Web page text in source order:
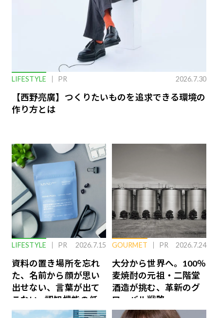
LIFESTYLE PR 2026.7.30
【西野亮廣】つくりたいものを追求できる環境の
作り方とは
LIFESTYLE PR 2026.7.15
資料の置き場所を忘れ
た、名前から顔が思い
出せない、言葉が出て
こない…認知機能の低
下を救う、脳のインナ
GOURMET PR 2026.7.24
大分から世界へ。100％
麦焼酎の元祖・二階堂
酒造が挑む、革新のグ
ローバル戦略